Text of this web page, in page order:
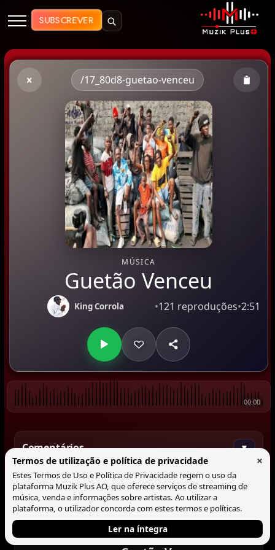
Muzik Plus AO - Streaming de
SUBSCREVER
/17_80d8-guetao-venceu
MÚSICA
Guetão Venceu
King Corrola •121 reproduções•2:51
00:00
Comentários ▼
Comentar
Tocando agora
Termos de utilização e política de privacidade ×
Estes Termos de Uso e Política de Privacidade regem o uso da
plataforma Muzik Plus AO, que oferece serviços de streaming de
música, venda e informações sobre artistas. Ao utilizar a
plataforma, o utilizador concorda com estes termos e políticas.
Ler na íntegra